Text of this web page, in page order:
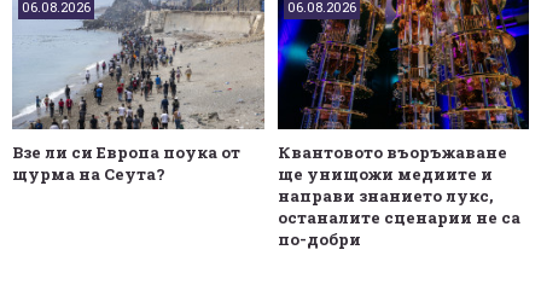
06.08.2026
Взе ли си Европа поука от
щурма на Сеута?
06.08.2026
Квантовото въоръжаване
ще унищожи медиите и
направи знанието лукс,
останалите сценарии не са
по-добри